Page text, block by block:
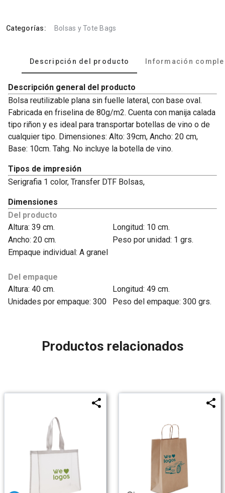
Categorías: Bolsas y Tote Bags
Descripción del producto Información
Descripción general del producto
Bolsa reutilizable plana sin fuelle lateral, con base oval.
Fabricada en friselina de 80g/m2. Cuenta con manija calada
tipo riñon y es ideal para transportar botellas de vino o de
cualquier tipo. Dimensiones: Alto: 39cm, Ancho: 20 cm,
Base: 10cm. Tahg. No incluye la botella de vino.
Tipos de impresión
Serigrafia 1 color, Transfer DTF Bolsas,
Dimensiones
Del producto
Altura: 39 cm.
Longitud: 10 cm.
Ancho: 20 cm.
Peso por unidad: 1 grs.
Empaque individual: A granel
Del empaque
Altura: 40 cm.
Longitud: 49 cm.
Unidades por empaque: 300
Peso del empaque: 300 grs.
Productos relacionados